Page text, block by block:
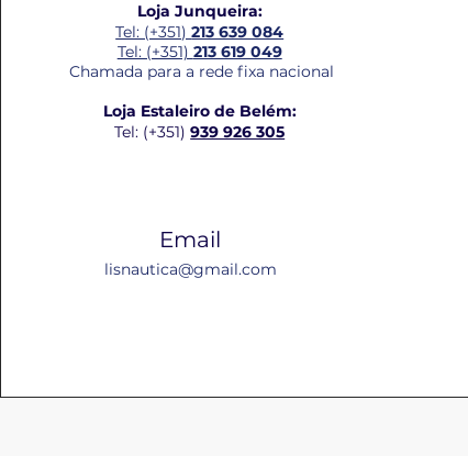
Loja Junqueira:
Tel: (+351)213 639 084
Tel: (+351) 213 619 049
Chamada para a rede fixa nacional
Loja Estaleiro de Belém:
Tel: (+351)939 926 305
Email
lisnautica@gmail.com